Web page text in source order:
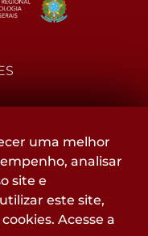
uma melhor
analisar
site e
este site,
Acesse a